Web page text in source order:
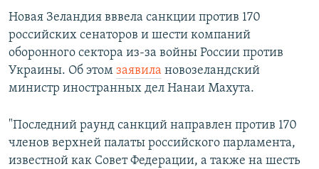
Новая Зеландия вввела санкции против 170
российских сенаторов и шести компаний
оборонного сектора из-за войны России против
Украины. Об этом заявила новозеландский
министр иностранных дел Нанаи Махута.
"Последний раунд санкций направлен против 170
членов верхней палаты российского парламента,
известной как Совет Федерации, а также на шесть